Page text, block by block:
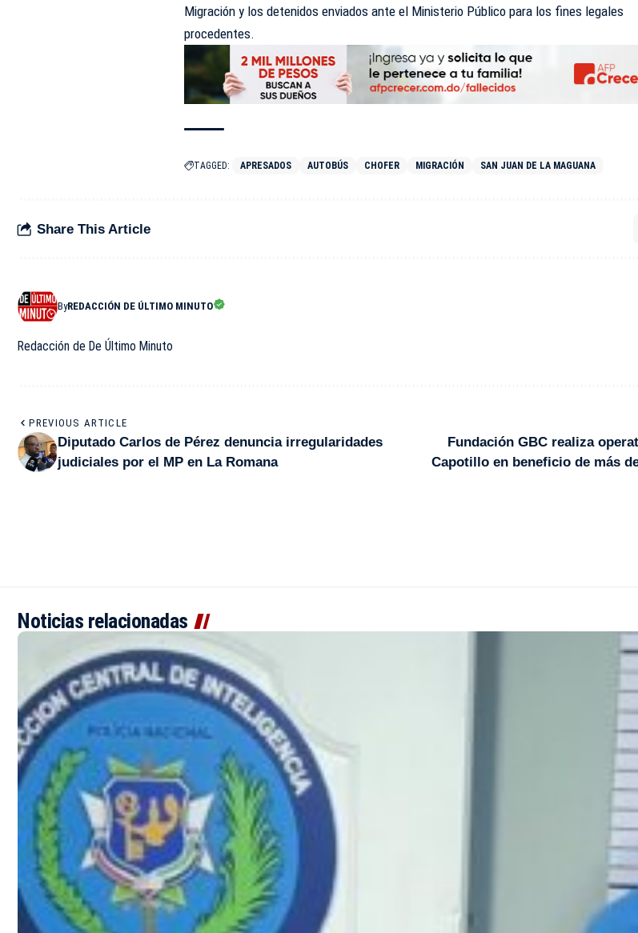
Migración y los detenidos enviados ante el Ministerio Público para los fines legales
procedentes.
TAGGED: APRESADOS AUTOBÚS CHOFER MIGRACIÓN SAN JUAN DE LA MAGUANA
Share This Article
ByREDACCIÓN DE ÚLTIMO MINUTO
Redacción de De Último Minuto
PREVIOUS ARTICLE
Diputado Carlos de Pérez denuncia irregularidades
judiciales por el MP en La Romana
Fundación GBC realiza
Capotillo en beneficio de más
Noticias relacionadas